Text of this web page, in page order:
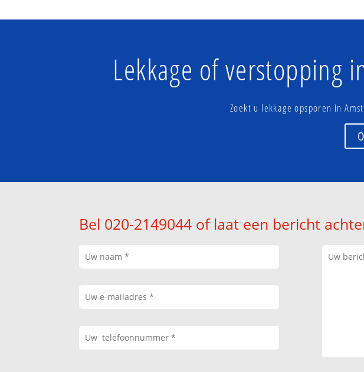
Lekkage of verstopping
Zoekt u lekkage opsporen in
Bel 020-2149044 of laat een bericht